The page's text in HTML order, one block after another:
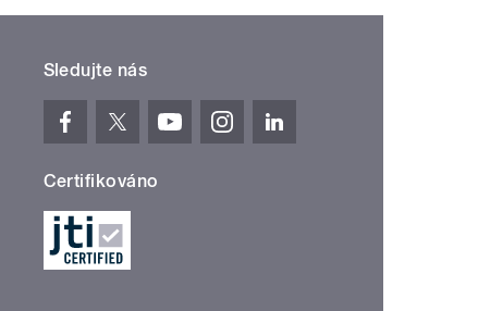
Sledujte nás
Certifikováno